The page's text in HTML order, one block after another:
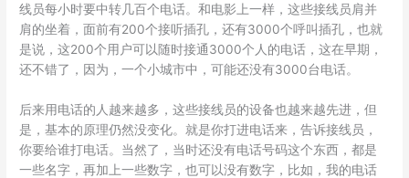
线员每小时要中转几百个电话。和电影上一样，这些接线员肩并
肩的坐着，面前有200个接听插孔，还有3000个呼叫插孔，也就
是说，这200个用户可以随时接通3000个人的电话，这在早期，
还不错了，因为，一个小城市中，可能还没有3000台电话。
后来用电话的人越来越多，这些接线员的设备也越来越先进，但
是，基本的原理仍然没变化。就是你打进电话来，告诉接线员，
你要给谁打电话。当然了，当时还没有电话号码这个东西，都是
一些名字，再加上一些数字，也可以没有数字，比如，我的电话